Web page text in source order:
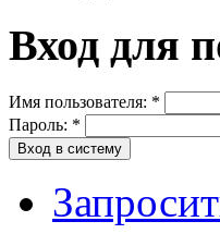
Вход для
Имя пользователя: *
Пароль: *